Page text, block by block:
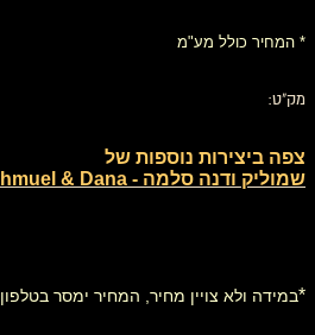
* המחיר כולל מע"מ
מק"ט:
צפה ביצירות נוספות של
שמוליק ודנה סלמה - Slama shmuel & Dana
*במידה ולא צויין מחיר, המחיר ימסר בטלפון